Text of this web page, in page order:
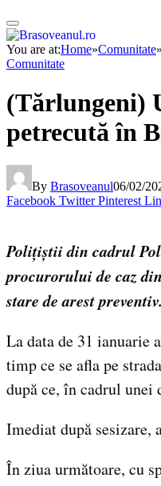
You are at:Home»Comunitate»
Comunitate
(Tărlungeni)
petrecută în
By Brasoveanul06/02/
Facebook Twitter Pinterest
Polițiștii din cadrul
procurorului de caz
stare de arest preventiv.
La data de 31 ianuarie
timp ce se afla pe
după ce, în cadrul
Imediat după sesizare,
În ziua următoare, cu